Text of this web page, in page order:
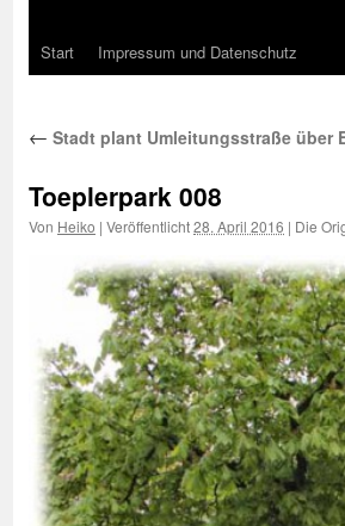
Start Impressum und Datenschutz
← Stadt plant Umleitungsstraße über
Toeplerpark 008
Von Heiko | Veröffentlicht28. April 2016 | Die